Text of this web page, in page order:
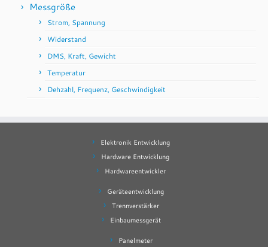
Messgröße
Strom, Spannung
Widerstand
DMS, Kraft, Gewicht
Temperatur
Dehzahl, Frequenz, Geschwindigkeit
Elektronik Entwicklung
Hardware Entwicklung
Hardwareentwickler
Geräteentwicklung
Trennverstärker
Einbaumessgerät
Panelmeter